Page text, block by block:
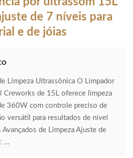
de 7 níveis para
e de jóias
Limpeza Ultrassônica O Limpador
Creworks de 15L oferece limpeza
360W com controle preciso de
versátil para resultados de nível
de Limpeza Ajuste de
...